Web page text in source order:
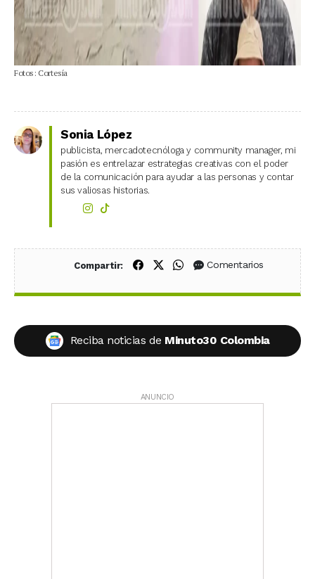
Fotos: Cortesía
Sonia López
publicista, mercadotecnóloga y community manager, mi
pasión es entrelazar estrategias creativas con el poder
de la comunicación para ayudar a las personas y contar
sus valiosas historias.
Compartir: Compartir en Facebook
Compartir en X (Twitter)
Compartir en WhatsApp
Comentarios
Reciba noticias de Minuto30 Colombia
ANUNCIO